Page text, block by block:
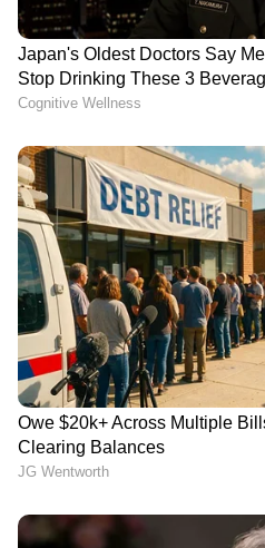
മറ്റൊരു കാരണമാണ്
തുടങ്ങിയ അണുബാധകൾ.
കരൾ രോഗങ്ങൾ
5
Image Credit :Getty
മരുന്നുകൾ
അമിതമായി മരുന്നുകൾ
ആരോഗ്യത്തിന് നല്ലതല്ല.
കാരണമാകും.